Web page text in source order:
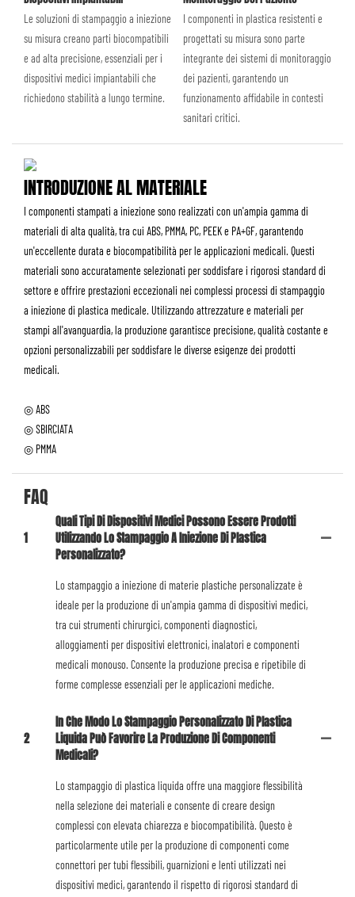
Le soluzioni di stampaggio a iniezione
su misura creano parti biocompatibili
e ad alta precisione, essenziali per i
dispositivi medici impiantabili che
richiedono stabilità a lungo termine.
I componenti in plastica resistenti e
progettati su misura sono parte
integrante dei sistemi di monitoraggio
dei pazienti, garantendo un
funzionamento affidabile in contesti
sanitari critici.
INTRODUZIONE AL MATERIALE
I componenti stampati a iniezione sono realizzati con un'ampia gamma di
materiali di alta qualità, tra cui ABS, PMMA, PC, PEEK e PA+GF, garantendo
un'eccellente durata e biocompatibilità per le applicazioni medicali. Questi
materiali sono accuratamente selezionati per soddisfare i rigorosi standard di
settore e offrire prestazioni eccezionali nei complessi processi di stampaggio
a iniezione di plastica medicale. Utilizzando attrezzature e materiali per
stampi all'avanguardia, la produzione garantisce precisione, qualità costante e
opzioni personalizzabili per soddisfare le diverse esigenze dei prodotti
medicali.
◎ ABS
◎ SBIRCIATA
◎ PMMA
FAQ
1
Quali Tipi Di Dispositivi Medici Possono Essere Prodotti
Utilizzando Lo Stampaggio A Iniezione Di Plastica
Personalizzato?
Lo stampaggio a iniezione di materie plastiche personalizzate è
ideale per la produzione di un'ampia gamma di dispositivi medici,
tra cui strumenti chirurgici, componenti diagnostici,
alloggiamenti per dispositivi elettronici, inalatori e componenti
medicali monouso. Consente la produzione precisa e ripetibile di
forme complesse essenziali per le applicazioni mediche.
2
In Che Modo Lo Stampaggio Personalizzato Di Plastica
Liquida Può Favorire La Produzione Di Componenti
Medicali?
Lo stampaggio di plastica liquida offre una maggiore flessibilità
nella selezione dei materiali e consente di creare design
complessi con elevata chiarezza e biocompatibilità. Questo è
particolarmente utile per la produzione di componenti come
connettori per tubi flessibili, guarnizioni e lenti utilizzati nei
dispositivi medici, garantendo il rispetto di rigorosi standard di